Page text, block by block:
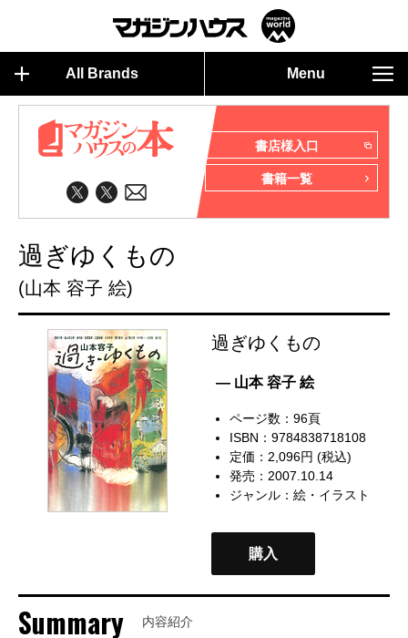
All Brands Menu
書店様入口
書籍一覧
過ぎゆくもの
(山本 容子 絵)
過ぎゆくもの
— 山本 容子 絵
ページ数：96頁
ISBN：9784838718108
定価：2,096円 (税込)
発売：2007.10.14
ジャンル：絵・イラスト
購入
Summary 内容紹介